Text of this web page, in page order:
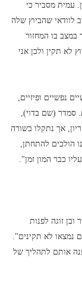
עמית מסביר כי
לוודאי שהביוץ שלה
במצב בו המחזור
לא תקין ולכן אני
נפשיים ופיזיים,
סמדר (שם בדוי),
אך נתקלו בשורה
הולכים להתחתן,
כבר המון זמן".
זוגה לפנות
נמצאו לא תקינים".
אותם לתהליך של